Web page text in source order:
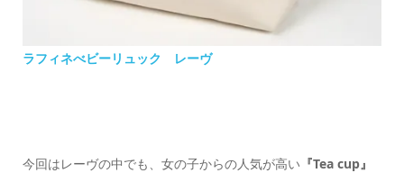
ラフィネべビーリュック レーヴ
今回はレーヴの中でも、女の子からの人気が高い 『Tea cup』